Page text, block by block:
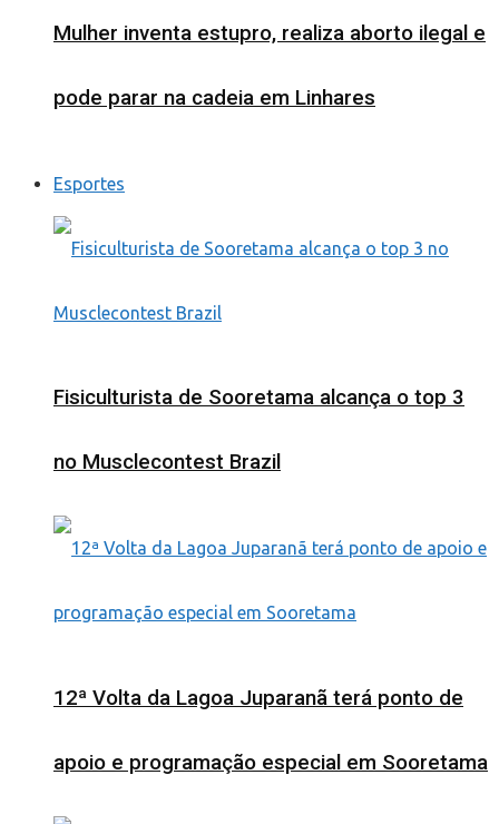
Mulher inventa estupro, realiza aborto ilegal e
pode parar na cadeia em Linhares
Esportes
Fisiculturista de Sooretama alcança o top 3
no Musclecontest Brazil
12ª Volta da Lagoa Juparanã terá ponto de
apoio e programação especial em Sooretama